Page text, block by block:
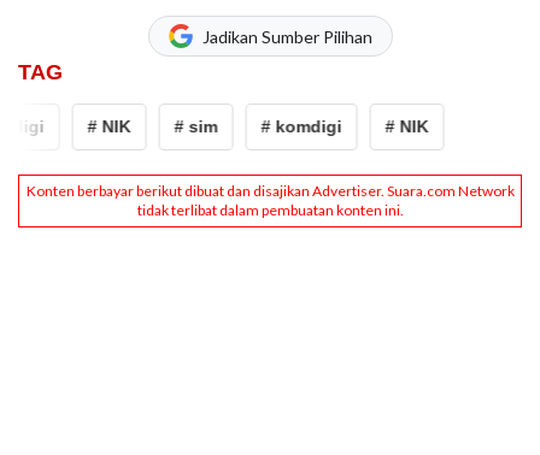
Jadikan Sumber Pilihan
TAG
# NIK # sim # komdigi # NIK